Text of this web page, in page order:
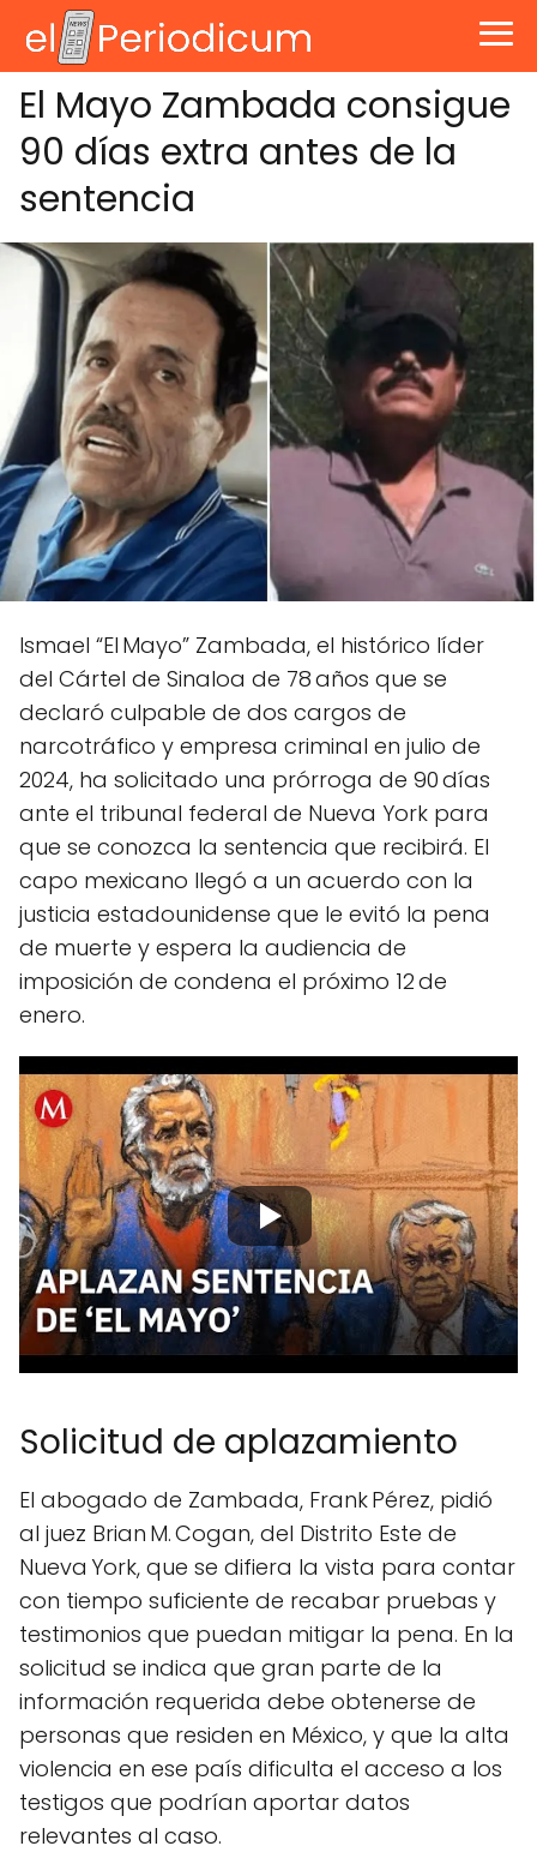
El Mayo Zambada consigue
90 días extra antes de la
sentencia
Ismael “El Mayo” Zambada, el histórico líder
del Cártel de Sinaloa de 78 años que se
declaró culpable de dos cargos de
narcotráfico y empresa criminal en julio de
2024, ha solicitado una prórroga de 90 días
ante el tribunal federal de Nueva York para
que se conozca la sentencia que recibirá. El
capo mexicano llegó a un acuerdo con la
justicia estadounidense que le evitó la pena
de muerte y espera la audiencia de
imposición de condena el próximo 12 de
enero.
Solicitud de aplazamiento
El abogado de Zambada, Frank Pérez, pidió
al juez Brian M. Cogan, del Distrito Este de
Nueva York, que se difiera la vista para contar
con tiempo suficiente de recabar pruebas y
testimonios que puedan mitigar la pena. En la
solicitud se indica que gran parte de la
información requerida debe obtenerse de
personas que residen en México, y que la alta
violencia en ese país dificulta el acceso a los
testigos que podrían aportar datos
relevantes al caso.